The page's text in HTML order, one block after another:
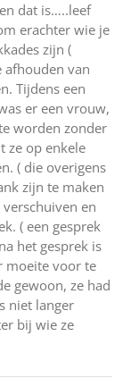
dat is…..leef
erachter wie je
zijn (
afhouden van
Tijdens een
er een vrouw,
worden zonder
ze op enkele
( die overigens
zijn te maken
en
( een gesprek
het gesprek is
moeite voor te
gewoon, ze had
niet langer
bij wie ze